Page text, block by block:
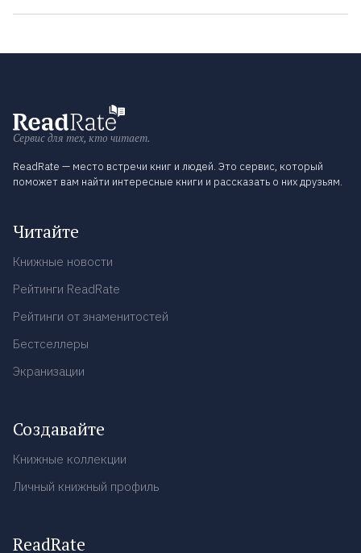
Сервис для тех, кто читает.
ReadRate — место встречи книг и людей. Это сервис, который
поможет вам найти интересные книги и рассказать о них друзьям.
Читайте
Книжные новости
Рейтинги ReadRate
Рейтинги от знаменитостей
Бестселлеры
Экранизации
Создавайте
Книжные коллекции
Личный книжный профиль
ReadRate